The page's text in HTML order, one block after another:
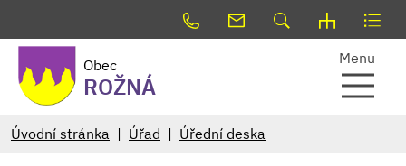
Obec
ROŽNÁ
Menu
Úvodní stránka Úřad Úřední deska